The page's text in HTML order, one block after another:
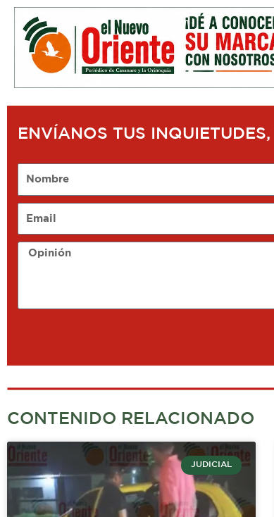
ENVÍANOS TUS
Opinión
CONTENIDO RELACIONADO
JUDICIAL